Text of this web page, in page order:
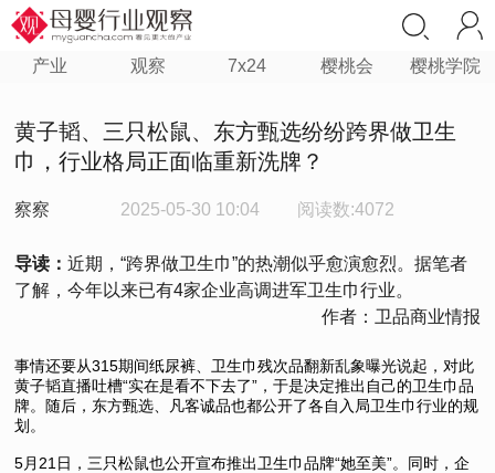
产业 观察 7x24 樱桃会 樱桃学院
黄子韬、三只松鼠、东方甄选纷纷跨界做卫生
巾，行业格局正面临重新洗牌？
察察 2025-05-30 10:04 阅读数:4072
导读：近期，“跨界做卫生巾”的热潮似乎愈演愈烈。据笔者
了解，今年以来已有4家企业高调进军卫生巾行业。
作者：卫品商业情报
事情还要从315期间纸尿裤、卫生巾残次品翻新乱象曝光说起，对此
黄子韬直播吐槽“实在是看不下去了”，于是决定推出自己的卫生巾品
牌。随后，东方甄选、凡客诚品也都公开了各自入局卫生巾行业的规
划。
5月21日，三只松鼠也公开宣布推出卫生巾品牌“她至美”。同时，企